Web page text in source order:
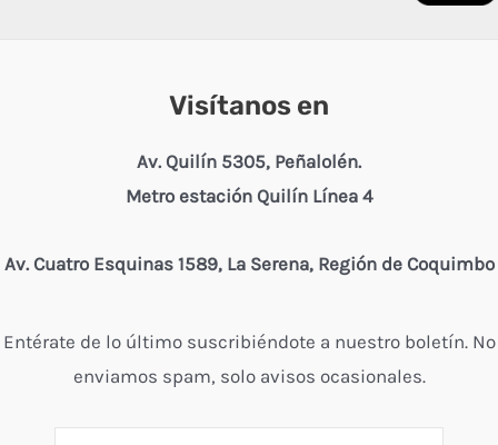
Visítanos en
Av. Quilín 5305, Peñalolén.
Metro estación Quilín Línea 4
Av. Cuatro Esquinas 1589, La Serena, Región de Coquimbo
Entérate de lo último suscribiéndote a nuestro boletín. No
enviamos spam, solo avisos ocasionales.